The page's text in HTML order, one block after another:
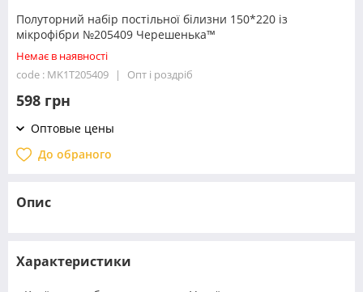
Полуторний набір постільної білизни 150*220 із
мікрофібри №205409 Черешенька™
Немає в наявності
code : MK1T205409
Опт і роздріб
598 грн
Оптовые цены
До обраного
Опис
Характеристики